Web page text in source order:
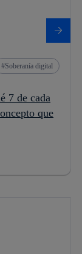
Soberanía digital
7 de cada
que